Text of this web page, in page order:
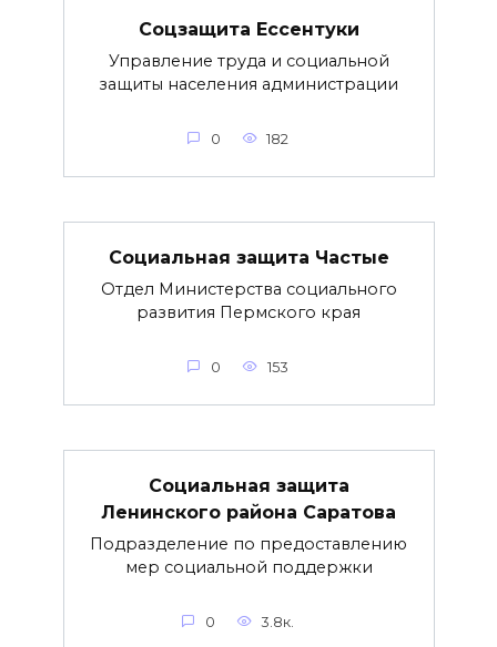
Соцзащита Ессентуки
Управление труда и социальной
защиты населения администрации
0 182
Социальная защита Частые
Отдел Министерства социального
развития Пермского края
0 153
Социальная защита
Ленинского района Саратова
Подразделение по предоставлению
мер социальной поддержки
0 3.8к.